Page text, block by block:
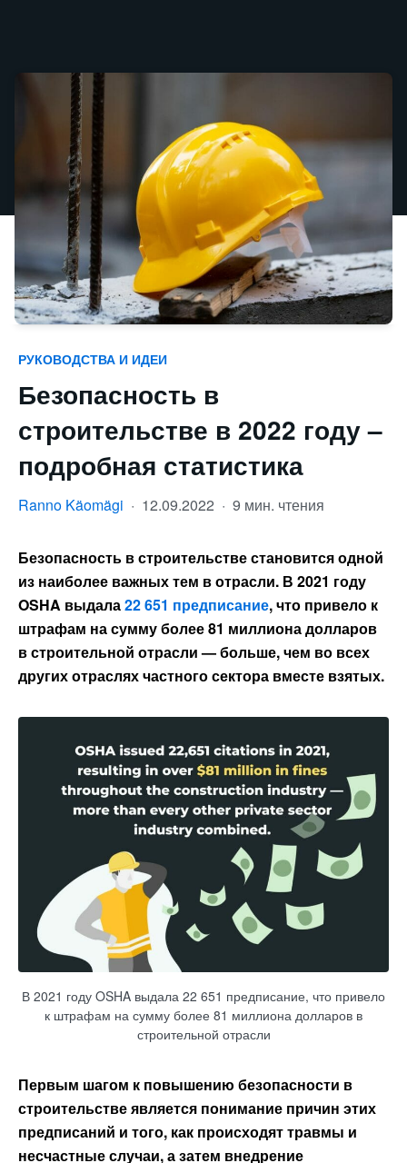
РУКОВОДСТВА И ИДЕИ
Безопасность в
строительстве в 2022 году –
подробная статистика
Ranno Käomägi · 12.09.2022 · 9 мин. чтения
Безопасность в строительстве становится одной
из наиболее важных тем в отрасли. В 2021 году
OSHA выдала22 651 предписание, что привело к
штрафам на сумму более 81 миллиона долларов
в строительной отрасли — больше, чем во всех
других отраслях частного сектора вместе взятых.
В 2021 году OSHA выдала 22 651 предписание, что привело
к штрафам на сумму более 81 миллиона долларов в
строительной отрасли
Первым шагом к повышению безопасности в
строительстве является понимание причин этих
предписаний и того, как происходят травмы и
несчастные случаи, а затем внедрение